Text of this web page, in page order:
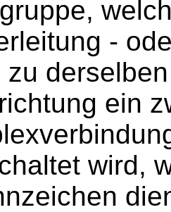
-
zu
ein
wird,